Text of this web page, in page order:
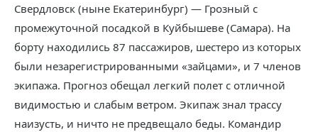
Свердловск (ныне Екатеринбург) — Грозный с
промежуточной посадкой в Куйбышеве (Самара). На
борту находились 87 пассажиров, шестеро из которых
были незарегистрированными «зайцами», и 7 членов
экипажа. Прогноз обещал легкий полет с отличной
видимостью и слабым ветром. Экипаж знал трассу
наизусть, и ничто не предвещало беды. Командир